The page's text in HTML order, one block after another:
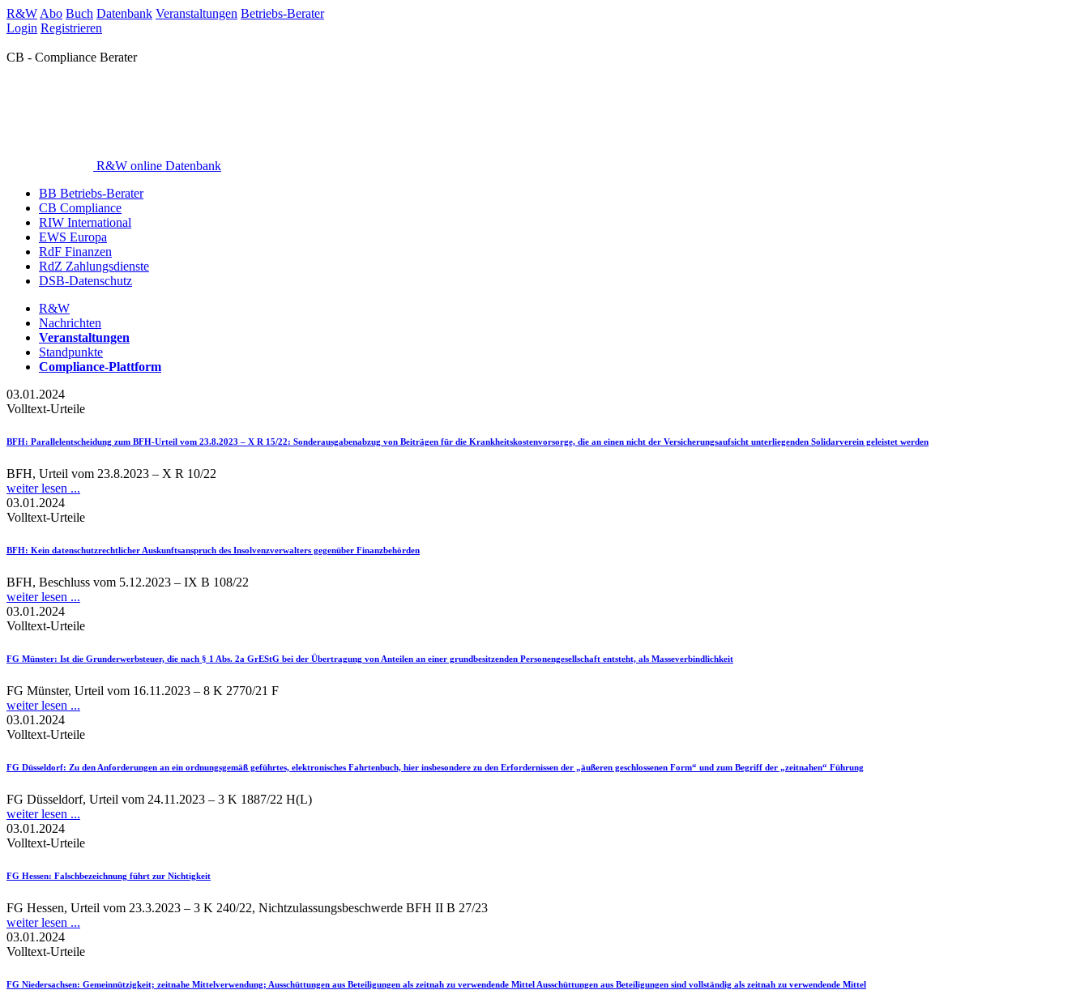
R&W Abo Buch Datenbank Veranstaltungen Betriebs-Berater
Login Registrieren
CB - Compliance Berater
R&W online Datenbank
BB Betriebs-Berater
CB Compliance
RIW International
EWS Europa
RdF Finanzen
RdZ Zahlungsdienste
DSB-Datenschutz
R&W
Nachrichten
Veranstaltungen
Standpunkte
Compliance-Plattform
03.01.2024
Volltext-Urteile
BFH: Parallelentscheidung zum BFH-Urteil vom 23.8.2023 – X R 15/22: Sonderausgabenabzug von Beiträgen für die Krankheitskostenvorsorge, die an einen nicht der Versicherungsaufsicht unterliegenden Solidarverein geleistet werden
BFH, Urteil vom 23.8.2023 – X R 10/22
weiter lesen ...
03.01.2024
Volltext-Urteile
BFH: Kein datenschutzrechtlicher Auskunftsanspruch des Insolvenzverwalters gegenüber Finanzbehörden
BFH, Beschluss vom 5.12.2023 – IX B 108/22
weiter lesen ...
03.01.2024
Volltext-Urteile
FG Münster: Ist die Grunderwerbsteuer, die nach § 1 Abs. 2a GrEStG bei der Übertragung von Anteilen an einer grundbesitzenden Personengesellschaft entsteht, als Masseverbindlichkeit
FG Münster, Urteil vom 16.11.2023 – 8 K 2770/21 F
weiter lesen ...
03.01.2024
Volltext-Urteile
FG Düsseldorf: Zu den Anforderungen an ein ordnungsgemäß geführtes, elektronisches Fahrtenbuch, hier insbesondere zu den Erfordernissen der „äußeren geschlossenen Form“ und zum Begriff der „zeitnahen“ Führung
FG Düsseldorf, Urteil vom 24.11.2023 – 3 K 1887/22 H(L)
weiter lesen ...
03.01.2024
Volltext-Urteile
FG Hessen: Falschbezeichnung führt zur Nichtigkeit
FG Hessen, Urteil vom 23.3.2023 – 3 K 240/22, Nichtzulassungsbeschwerde BFH II B 27/23
weiter lesen ...
03.01.2024
Volltext-Urteile
FG Niedersachsen: Gemeinnützigkeit; zeitnahe Mittelverwendung; Ausschüttungen aus Beteiligungen als zeitnah zu verwendende Mittel Ausschüttungen aus Beteiligungen sind vollständig als zeitnah zu verwendende Mittel